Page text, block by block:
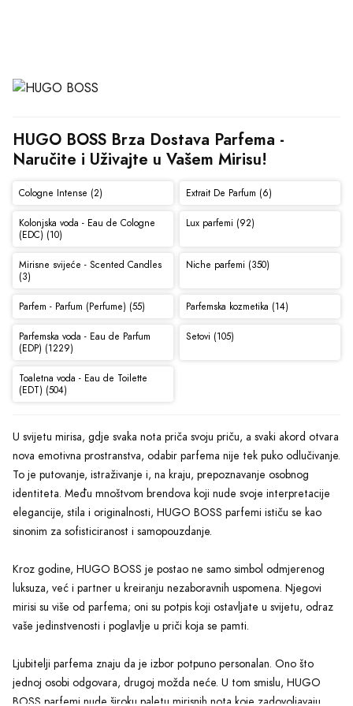
HUGO BOSS Brza Dostava Parfema -
Naručite i Uživajte u Vašem Mirisu!
Cologne Intense (2) Extrait De Parfum (6)
Kolonjska voda - Eau de Cologne
(EDC) (10)
Lux parfemi (92)
Mirisne svijeće - Scented Candles
(3)
Niche parfemi (350)
Parfem - Parfum (Perfume) (55) Parfemska kozmetika (14)
Parfemska voda - Eau de Parfum
(EDP) (1229)
Setovi (105)
Toaletna voda - Eau de Toilette
(EDT) (504)
U svijetu mirisa, gdje svaka nota priča svoju priču, a svaki akord otvara
nova emotivna prostranstva, odabir parfema nije tek puko odlučivanje.
To je putovanje, istraživanje i, na kraju, prepoznavanje osobnog
identiteta. Među mnoštvom brendova koji nude svoje interpretacije
elegancije, stila i originalnosti, HUGO BOSS parfemi ističu se kao
sinonim za sofisticiranost i samopouzdanje.
Kroz godine, HUGO BOSS je postao ne samo simbol odmjerenog
luksuza, već i partner u kreiranju nezaboravnih uspomena. Njegovi
mirisi su više od parfema; oni su potpis koji ostavljate u svijetu, odraz
vaše jedinstvenosti i poglavlje u priči koja se pamti.
Ljubitelji parfema znaju da je izbor potpuno personalan. Ono što
jednoj osobi odgovara, drugoj možda neće. U tom smislu, HUGO
BOSS parfemi nude široku paletu mirisnih nota koje zadovoljavaju